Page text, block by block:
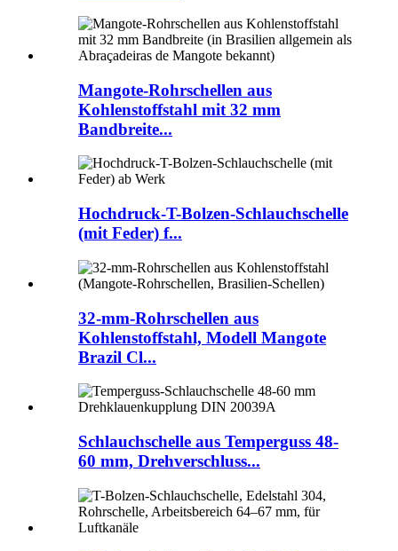
Mangote-Rohrschellen aus
Kohlenstoffstahl mit 32 mm
Bandbreite...
Hochdruck-T-Bolzen-Schlauchschelle
(mit Feder) f...
32-mm-Rohrschellen aus
Kohlenstoffstahl, Modell Mangote
Brazil Cl...
Schlauchschelle aus Temperguss 48-
60 mm, Drehverschluss...